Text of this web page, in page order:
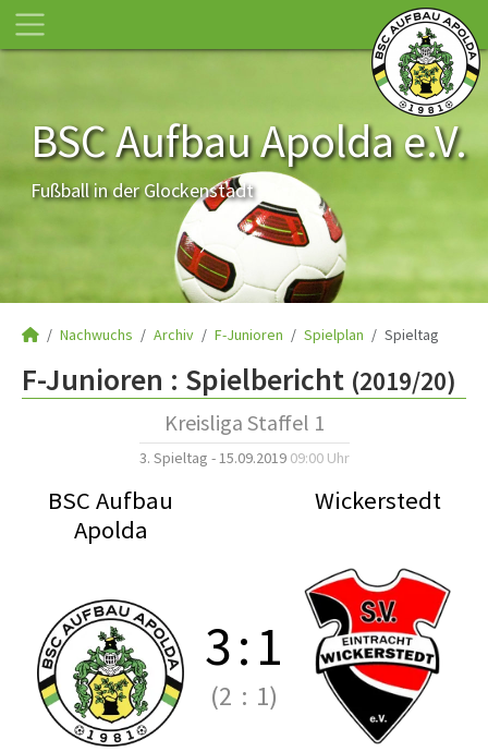
BSC Aufbau Apolda e.V.
Fußball in der Glockenstadt
Nachwuchs Archiv F-Junioren Spielplan Spieltag
F-Junioren : Spielbericht (2019/20)
Kreisliga Staffel 1
3. Spieltag - 15.09.2019 09:00 Uhr
BSC Aufbau
Apolda
Wickerstedt
3:1
(2 : 1)